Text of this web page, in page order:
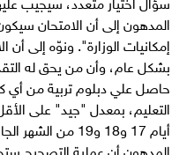
المدهون إلى أن الامتحان
إمكانيات الوزارة". ونوّه إلى
بشكل عام، وأن من يحق له
حاصل علي دبلوم تربية من أي
التعليم، بمعدل "جيد" على
أيام 17 و18 و19
المدهون أن عملية التصحيح